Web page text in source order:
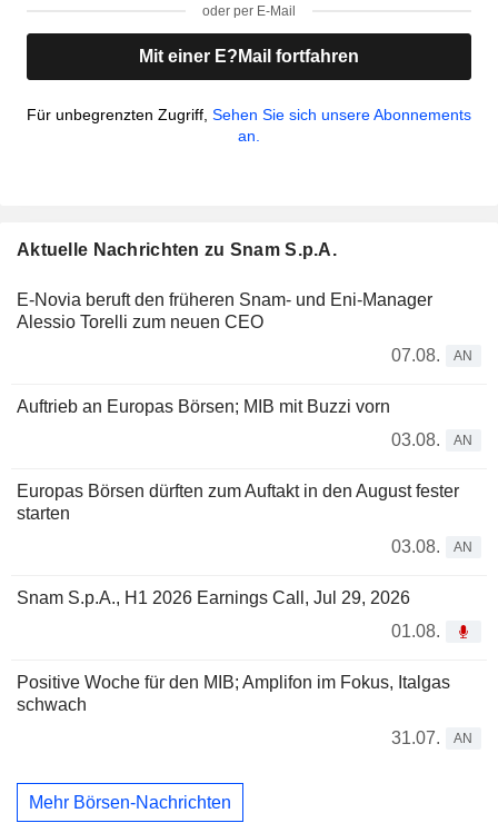
oder per E-Mail
Mit einer E?Mail fortfahren
Für unbegrenzten Zugriff, Sehen Sie sich unsere Abonnements
an.
Aktuelle Nachrichten zu Snam S.p.A.
E-Novia beruft den früheren Snam- und Eni-Manager
Alessio Torelli zum neuen CEO
07.08.
AN
Auftrieb an Europas Börsen; MIB mit Buzzi vorn
03.08.
AN
Europas Börsen dürften zum Auftakt in den August fester
starten
03.08.
AN
Snam S.p.A., H1 2026 Earnings Call, Jul 29, 2026
01.08.
Positive Woche für den MIB; Amplifon im Fokus, Italgas
schwach
31.07.
AN
Mehr Börsen-Nachrichten